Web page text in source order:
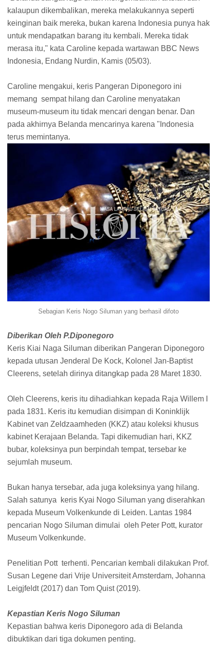
kalaupun dikembalikan, mereka melakukannya seperti
keinginan baik mereka, bukan karena Indonesia punya hak
untuk mendapatkan barang itu kembali. Mereka tidak
merasa itu," kata Caroline kepada wartawan BBC News
Indonesia, Endang Nurdin, Kamis (05/03).
Caroline mengakui, keris Pangeran Diponegoro ini
memang sempat hilang dan Caroline menyatakan
museum-museum itu tidak mencari dengan benar. Dan
pada akhirnya Belanda mencarinya karena "Indonesia
terus memintanya.
Sebagian Keris Nogo Siluman yang berhasil difoto
Diberikan Oleh P.Diponegoro
Keris Kiai Naga Siluman diberikan Pangeran Diponegoro
kepada utusan Jenderal De Kock, Kolonel Jan-Baptist
Cleerens, setelah dirinya ditangkap pada 28 Maret 1830.
Oleh Cleerens, keris itu dihadiahkan kepada Raja Willem I
pada 1831. Keris itu kemudian disimpan di Koninklijk
Kabinet van Zeldzaamheden (KKZ) atau koleksi khusus
kabinet Kerajaan Belanda. Tapi dikemudian hari, KKZ
bubar, koleksinya pun berpindah tempat, tersebar ke
sejumlah museum.
Bukan hanya tersebar, ada juga koleksinya yang hilang.
Salah satunya keris Kyai Nogo Siluman yang diserahkan
kepada Museum Volkenkunde di Leiden. Lantas 1984
pencarian Nogo Siluman dimulai oleh Peter Pott, kurator
Museum Volkenkunde.
Penelitian Pott terhenti. Pencarian kembali dilakukan Prof.
Susan Legene dari Vrije Universiteit Amsterdam, Johanna
Leigjfeldt (2017) dan Tom Quist (2019).
Kepastian Keris Nogo Siluman
Kepastian bahwa keris Diponegoro ada di Belanda
dibuktikan dari tiga dokumen penting.